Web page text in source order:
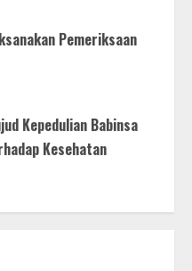
Pemeriksaan
Kepedulian Babinsa
Kesehatan